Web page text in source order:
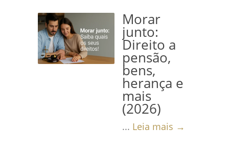
→
Morar
junto:
Direito a
pensão,
bens,
herança e
mais
(2026)
... Leia mais →